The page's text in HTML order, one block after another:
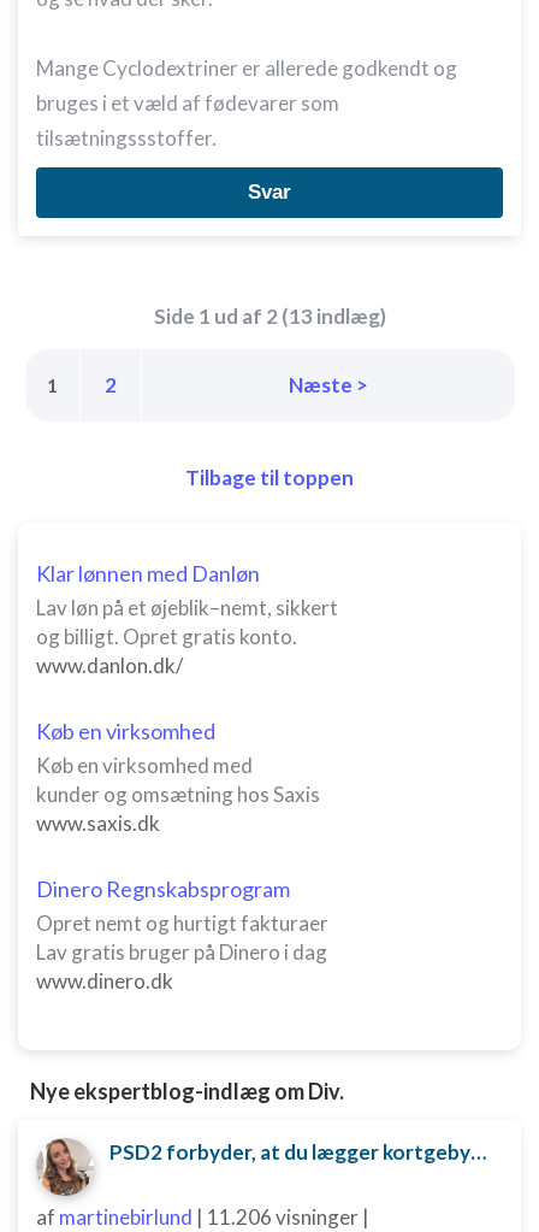
Mange Cyclodextriner er allerede godkendt og
bruges i et væld af fødevarer som
tilsætningssstoffer.
Svar
Side 1 ud af 2 (13 indlæg)
1 2 Næste >
Tilbage til toppen
Klar lønnen med Danløn
Lav løn på et øjeblik–nemt, sikkert
og billigt. Opret gratis konto.
www.danlon.dk/
Køb en virksomhed
Køb en virksomhed med
kunder og omsætning hos Saxis
www.saxis.dk
Dinero Regnskabsprogram
Opret nemt og hurtigt fakturaer
Lav gratis bruger på Dinero i dag
www.dinero.dk
Nye ekspertblog-indlæg om Div.
PSD2 forbyder, at du lægger kortgebyret ud til dine kunder fra 1. januar 2018
af martinebirlund | 11.206 visninger |